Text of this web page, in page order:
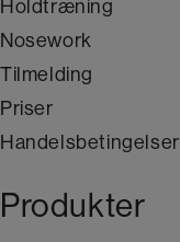
Holdtræning
Nosework
Tilmelding
Priser
Handelsbetingelser
Produkter